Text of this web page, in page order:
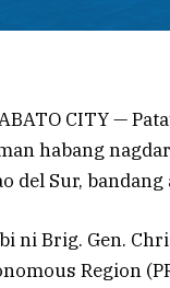
CITY —
habang
del Sur,
ni Brig. Gen.
Region